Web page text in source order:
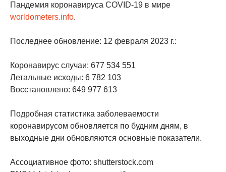
Пандемия коронавируса COVID-19 в мире
worldometers.info.
Последнее обновление: 12 февраля 2023 г.:
Коронавирус случаи: 677 534 551
Летальные исходы: 6 782 103
Восстановлено: 649 977 613
Подробная статистика заболеваемости
коронавирусом обновляется по будним дням, в
выходные дни обновляются основные показатели.
Ассоциативное фото: shutterstock.com